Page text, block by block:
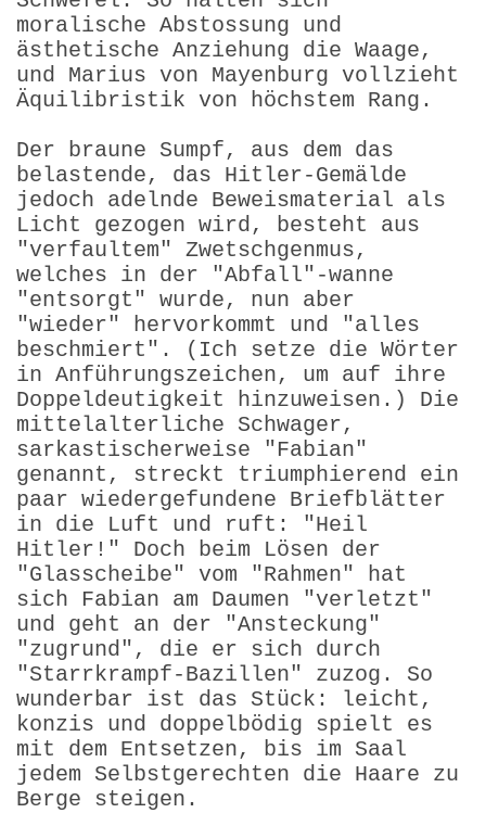
moralische Abstossung und
ästhetische Anziehung die Waage,
und Marius von Mayenburg vollzieht
Äquilibristik von höchstem Rang.
Der braune Sumpf, aus dem das
belastende, das Hitler-Gemälde
jedoch adelnde Beweismaterial als
Licht gezogen wird, besteht aus
"verfaultem" Zwetschgenmus,
welches in der "Abfall"-wanne
"entsorgt" wurde, nun aber
"wieder" hervorkommt und "alles
beschmiert". (Ich setze die Wörter
in Anführungszeichen, um auf ihre
Doppeldeutigkeit hinzuweisen.) Die
mittelalterliche Schwager,
sarkastischerweise "Fabian"
genannt, streckt triumphierend ein
paar wiedergefundene Briefblätter
in die Luft und ruft: "Heil
Hitler!" Doch beim Lösen der
"Glasscheibe" vom "Rahmen" hat
sich Fabian am Daumen "verletzt"
und geht an der "Ansteckung"
"zugrund", die er sich durch
"Starrkrampf-Bazillen" zuzog. So
wunderbar ist das Stück: leicht,
konzis und doppelbödig spielt es
mit dem Entsetzen, bis im Saal
jedem Selbstgerechten die Haare zu
Berge steigen.